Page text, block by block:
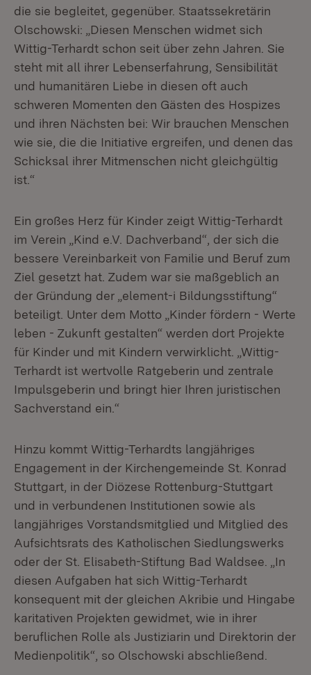
die sie begleitet, gegenüber. Staatssekretärin
Olschowski: „Diesen Menschen widmet sich
Wittig-Terhardt schon seit über zehn Jahren. Sie
steht mit all ihrer Lebenserfahrung, Sensibilität
und humanitären Liebe in diesen oft auch
schweren Momenten den Gästen des Hospizes
und ihren Nächsten bei: Wir brauchen Menschen
wie sie, die die Initiative ergreifen, und denen das
Schicksal ihrer Mitmenschen nicht gleichgültig
ist.“
Ein großes Herz für Kinder zeigt Wittig-Terhardt
im Verein „Kind e.V. Dachverband“, der sich die
bessere Vereinbarkeit von Familie und Beruf zum
Ziel gesetzt hat. Zudem war sie maßgeblich an
der Gründung der „element-i Bildungsstiftung“
beteiligt. Unter dem Motto „Kinder fördern - Werte
leben - Zukunft gestalten“ werden dort Projekte
für Kinder und mit Kindern verwirklicht. „Wittig-
Terhardt ist wertvolle Ratgeberin und zentrale
Impulsgeberin und bringt hier Ihren juristischen
Sachverstand ein.“
Hinzu kommt Wittig-Terhardts langjähriges
Engagement in der Kirchengemeinde St. Konrad
Stuttgart, in der Diözese Rottenburg-Stuttgart
und in verbundenen Institutionen sowie als
langjähriges Vorstandsmitglied und Mitglied des
Aufsichtsrats des Katholischen Siedlungswerks
oder der St. Elisabeth-Stiftung Bad Waldsee. „In
diesen Aufgaben hat sich Wittig-Terhardt
konsequent mit der gleichen Akribie und Hingabe
karitativen Projekten gewidmet, wie in ihrer
beruflichen Rolle als Justiziarin und Direktorin der
Medienpolitik“, so Olschowski abschließend.